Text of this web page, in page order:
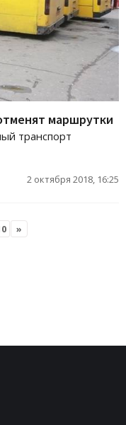
маршрутки
транспорт
2 октября 2018, 16:25
»